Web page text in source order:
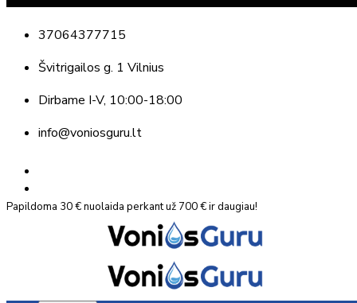
37064377715
Švitrigailos g. 1 Vilnius
Dirbame I-V, 10:00-18:00
info@voniosguru.lt
Papildoma 30 € nuolaida perkant už 700 € ir daugiau!